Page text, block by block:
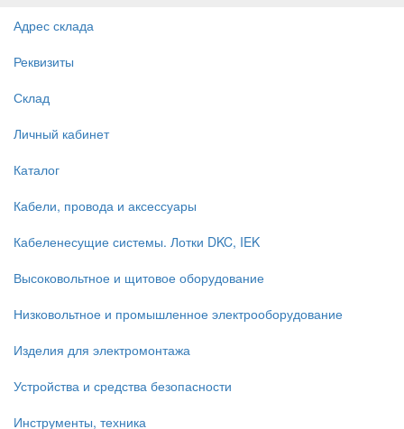
Адрес склада
Реквизиты
Склад
Личный кабинет
Каталог
Кабели, провода и аксессуары
Кабеленесущие системы. Лотки DKC, IEK
Высоковольтное и щитовое оборудование
Низковольтное и промышленное электрооборудование
Изделия для электромонтажа
Устройства и средства безопасности
Инструменты, техника